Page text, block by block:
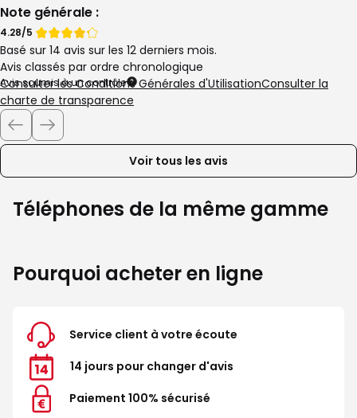
Note générale :
Note
de
Note
de
4.28/5
Basé sur 14 avis sur les 12 derniers mois.
Avis classés par ordre chronologique
Avis soumis à un contrôle
Consulter les Conditions Générales d'UtilisationConsulter la
charte de transparence
Voir tous les avis
Téléphones de la même gamme
Pourquoi acheter en ligne
Service client à votre écoute
14 jours pour changer d'avis
Paiement 100% sécurisé